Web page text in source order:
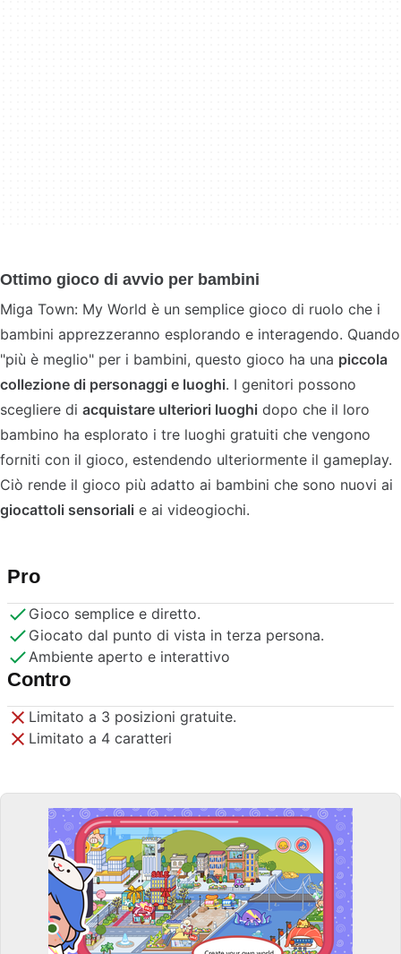
Ottimo gioco di avvio per bambini
Miga Town: My World è un semplice gioco di ruolo che i
bambini apprezzeranno esplorando e interagendo. Quando
"più è meglio" per i bambini, questo gioco ha una piccola
collezione di personaggi e luoghi. I genitori possono
scegliere di acquistare ulteriori luoghi dopo che il loro
bambino ha esplorato i tre luoghi gratuiti che vengono
forniti con il gioco, estendendo ulteriormente il gameplay.
Ciò rende il gioco più adatto ai bambini che sono nuovi ai
giocattoli sensoriali e ai videogiochi.
Pro
Gioco semplice e diretto.
Giocato dal punto di vista in terza persona.
Ambiente aperto e interattivo
Contro
Limitato a 3 posizioni gratuite.
Limitato a 4 caratteri